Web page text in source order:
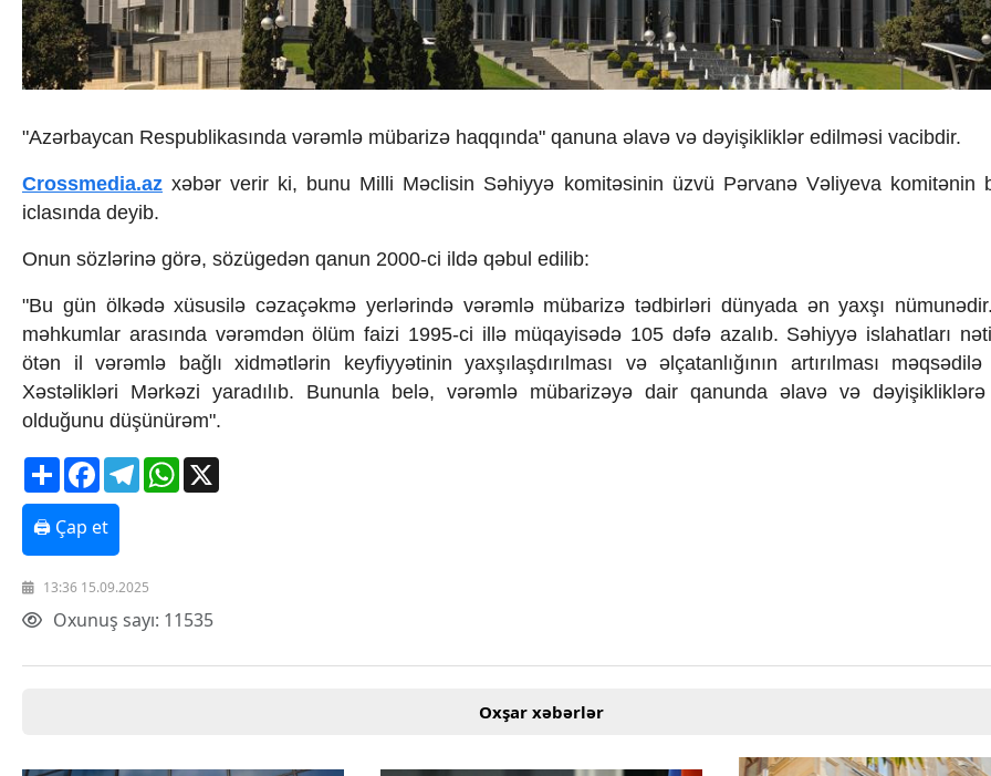
İqtisadiyyat
İqtisadi xəbərlər
Energetika
Əmək və sosial siyasət
Kənd təsərrüfatı
Hərbi sənaye
Telekommunikasiya və nəqliyyat
COP29
Cəmiyyət
Crossmedia.az - 1 yaş
Siyasət
Məhkəmə və hüquq
Ekologiya
Zəfər - 5
Gənclər və İdman
Media və QHT
Sağlamlıq
Sosium
Mənəvi dəyərlər
Texnologiya
Mətbuat-150
Əlaqə
Missiyamız
"Azərbaycan Respublikasında vərəmlə mübarizə haqqında" qanuna əlavə və dəyişikliklər edilməsi vacibdir.
Crossmedia.az xəbər verir ki, bunu Milli Məclisin Səhiyyə komitəsinin üzvü Pərvanə Vəliyeva komitənin
iclasında deyib.
Onun sözlərinə görə, sözügedən qanun 2000-ci ildə qəbul edilib:
"Bu gün ölkədə xüsusilə cəzaçəkmə yerlərində vərəmlə mübarizə tədbirləri dünyada ən yaxşı
məhkumlar arasında vərəmdən ölüm faizi 1995-ci illə müqayisədə 105 dəfə azalıb. Səhiyyə islahatları
ötən il vərəmlə bağlı xidmətlərin keyfiyyətinin yaxşılaşdırılması və əlçatanlığının artırılması
Xəstəlikləri Mərkəzi yaradılıb. Bununla belə, vərəmlə mübarizəyə dair qanunda əlavə və
olduğunu düşünürəm".
ShareFacebookTelegramWhatsApp
🖨 Çap et
13:36 15.09.2025
Oxunuş sayı: 11535
Oxşar xəbərlər